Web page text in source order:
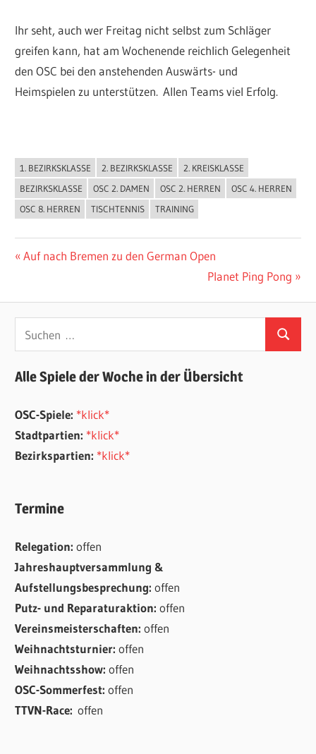
Ihr seht, auch wer Freitag nicht selbst zum Schläger
greifen kann, hat am Wochenende reichlich Gelegenheit
den OSC bei den anstehenden Auswärts- und
Heimspielen zu unterstützen. Allen Teams viel Erfolg.
ALLGEMEIN
1. BEZIRKSKLASSE 2. BEZIRKSKLASSE
2. KREISKLASSE
BEZIRKSKLASSE
OSC 2. DAMEN OSC 2. HERREN
OSC 4. HERREN
OSC 8. HERREN
TISCHTENNIS TRAINING
Beitragsnavigation
Vorheriger
Auf nach Bremen zu den German Open
Nächster
Planet Ping Pong
nach:
Suchen
Alle Spiele der Woche in der Übersicht
OSC-Spiele: *klick*
Stadtpartien: *klick*
Bezirkspartien: *klick*
Termine
Relegation:offen
Jahreshauptversammlung &
Aufstellungsbesprechung:offen
Putz- und Reparaturaktion:offen
Vereinsmeisterschaften:offen
Weihnachtsturnier:offen
Weihnachtsshow:offen
OSC-Sommerfest:offen
TTVN-Race:offen